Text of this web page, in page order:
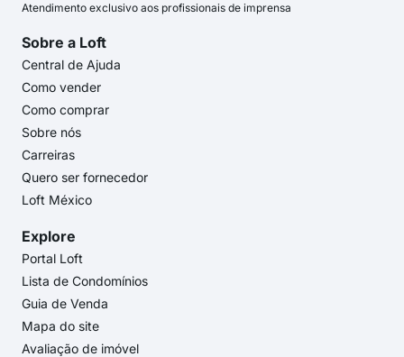
Atendimento exclusivo aos profissionais de imprensa
Sobre a Loft
Central de Ajuda
Como vender
Como comprar
Sobre nós
Carreiras
Quero ser fornecedor
Loft México
Explore
Portal Loft
Lista de Condomínios
Guia de Venda
Mapa do site
Avaliação de imóvel